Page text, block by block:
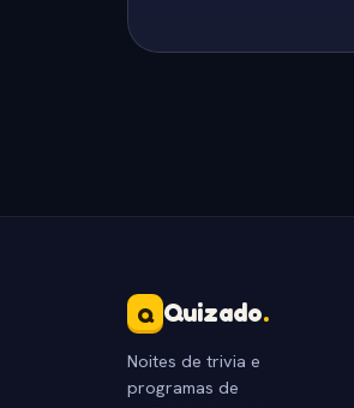
Q Quizado.
Noites de trivia e
programas de